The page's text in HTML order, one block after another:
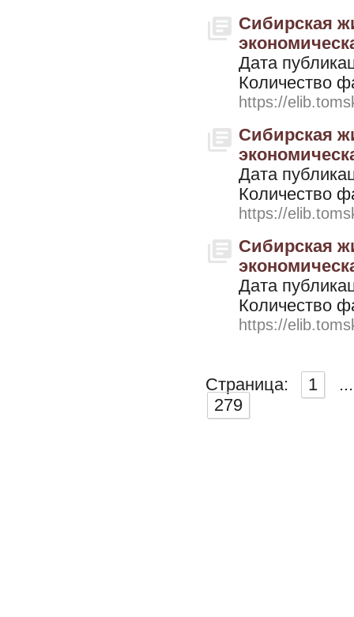
Сибирская
Дата
Количество
https://
Сибирская
Дата
Количество
https://
Сибирская
Дата
Количество
https://
Страница: 1
...
279